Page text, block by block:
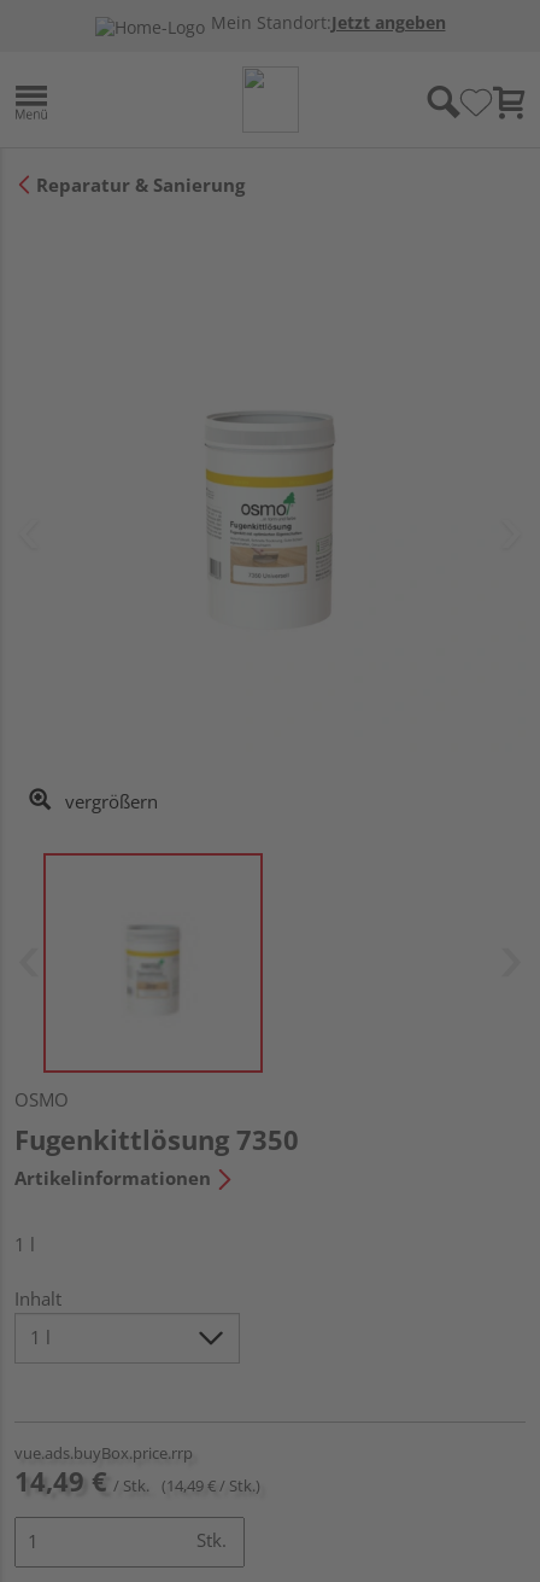
Mein Standort:Jetzt angeben
Reparatur & Sanierung
vergrößern
OSMO
Fugenkittlösung 7350
Artikelinformationen
1 l
Inhalt
vue.ads.buyBox.price.rrp
14,49 € / Stk. (14,49 € / Stk.)
Stk.